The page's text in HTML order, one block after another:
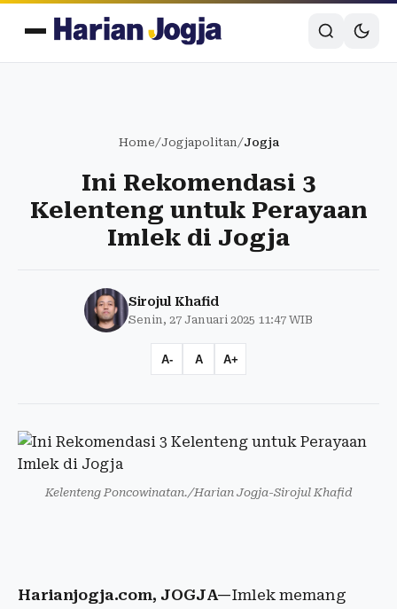
Home/Jogjapolitan/Jogja
Ini Rekomendasi 3
Kelenteng untuk Perayaan
Imlek di Jogja
Sirojul Khafid
Senin, 27 Januari 2025 11:47 WIB
A- A A+
Kelenteng Poncowinatan./Harian Jogja-Sirojul Khafid
Harianjogja.com, JOGJA—Imlek memang